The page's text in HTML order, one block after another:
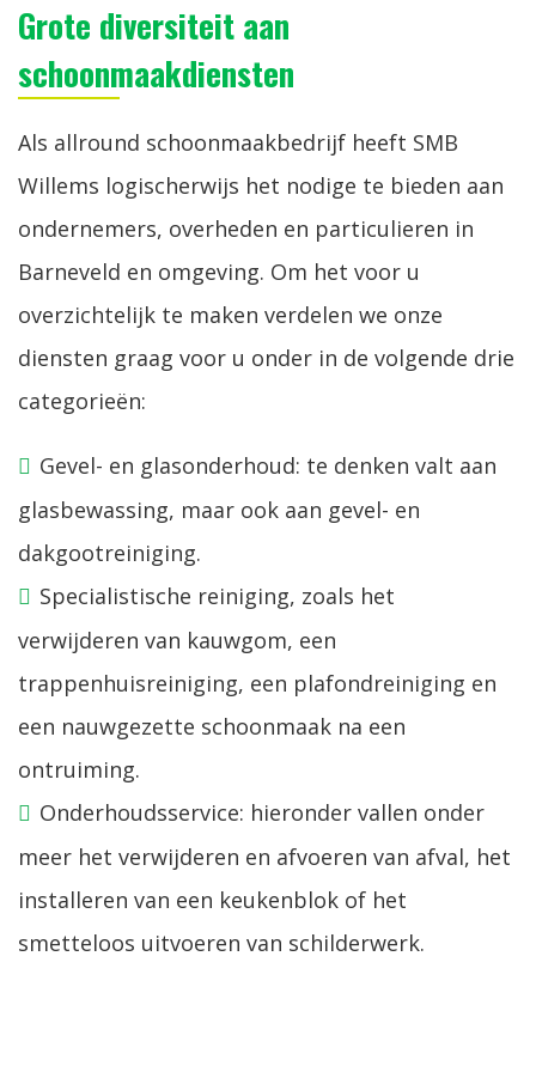
Grote diversiteit aan
schoonmaakdiensten
Als allround schoonmaakbedrijf heeft SMB
Willems logischerwijs het nodige te bieden aan
ondernemers, overheden en particulieren in
Barneveld en omgeving. Om het voor u
overzichtelijk te maken verdelen we onze
diensten graag voor u onder in de volgende drie
categorieën:
Gevel- en glasonderhoud: te denken valt aan
glasbewassing, maar ook aan gevel- en
dakgootreiniging.
Specialistische reiniging, zoals het
verwijderen van kauwgom, een
trappenhuisreiniging, een plafondreiniging en
een nauwgezette schoonmaak na een
ontruiming.
Onderhoudsservice: hieronder vallen onder
meer het verwijderen en afvoeren van afval, het
installeren van een keukenblok of het
smetteloos uitvoeren van schilderwerk.